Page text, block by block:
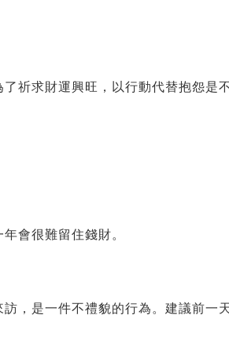
祈求財運興旺，以行動代替抱怨是不
會很難留住錢財。
，是一件不禮貌的行為。建議前一